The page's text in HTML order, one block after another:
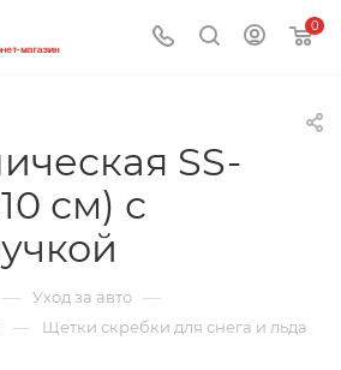
0
SS-
см) с
— Уход за авто —
— Щетки скребки для снега и льда